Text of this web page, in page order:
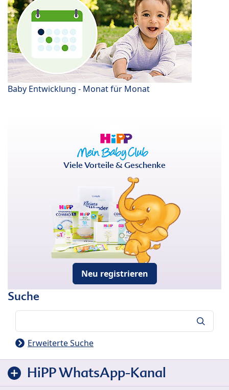
Baby Entwicklung - Monat für Monat
Viele Vorteile & Geschenke
Neu registrieren
Suche
Erweiterte Suche
HiPP WhatsApp-Kanal